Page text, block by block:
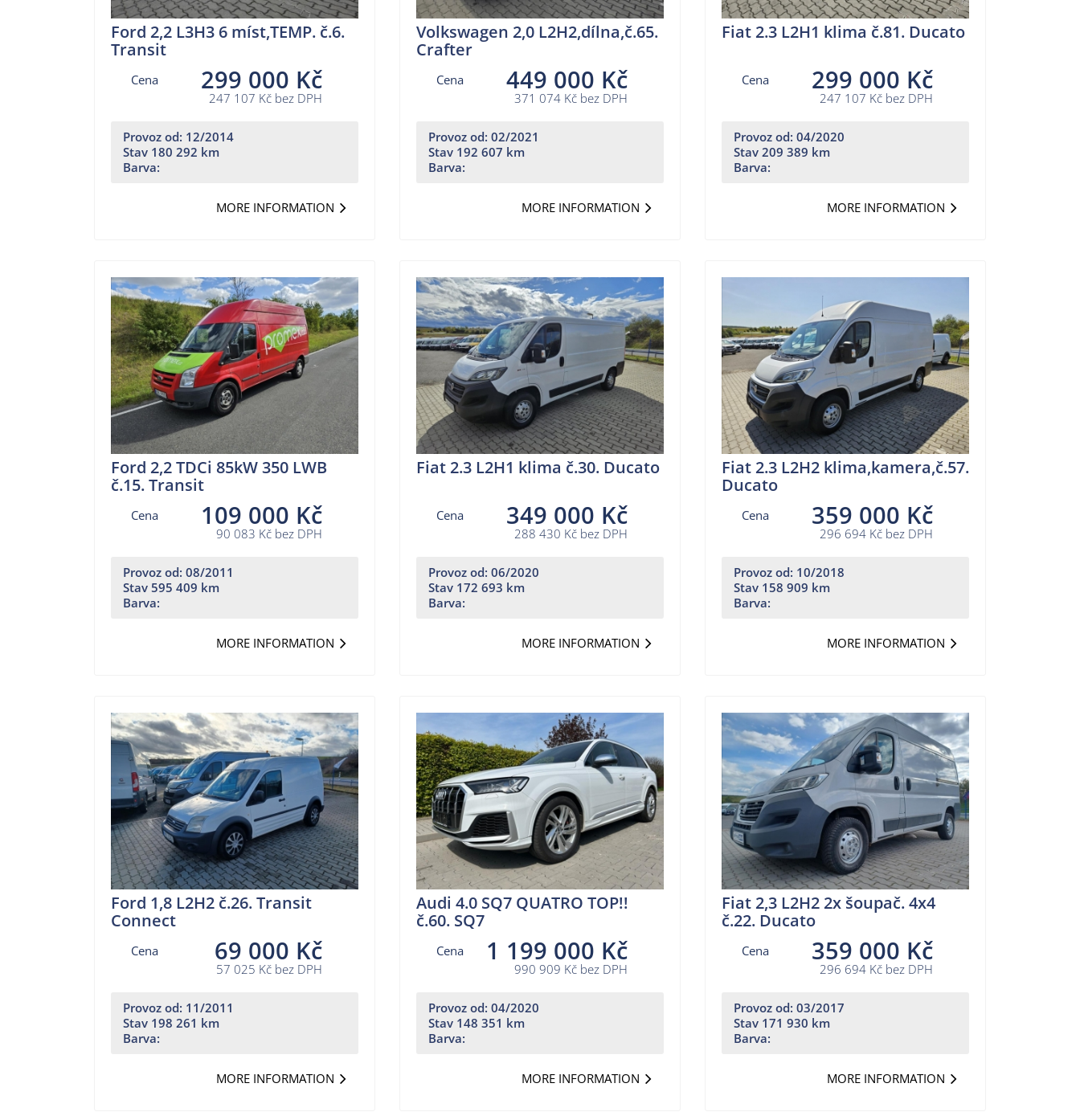
Ford 2,2 L3H3 6 míst,TEMP. č.6.
Transit
Cena 299 000 Kč
247 107 Kč bez DPH
Provoz od: 12/2014
Stav 180 292 km
Barva:
MORE INFORMATION
Volkswagen 2,0 L2H2,dílna,č.65.
Crafter
Cena 449 000 Kč
371 074 Kč bez DPH
Provoz od: 02/2021
Stav 192 607 km
Barva:
MORE INFORMATION
Fiat 2.3 L2H1 klima č.81. Ducato
Cena 299 000 Kč
247 107 Kč bez DPH
Provoz od: 04/2020
Stav 209 389 km
Barva:
MORE INFORMATION
Ford 2,2 TDCi 85kW 350 LWB
č.15. Transit
Cena 109 000 Kč
90 083 Kč bez DPH
Provoz od: 08/2011
Stav 595 409 km
Barva:
MORE INFORMATION
Fiat 2.3 L2H1 klima č.30. Ducato
Cena 349 000 Kč
288 430 Kč bez DPH
Provoz od: 06/2020
Stav 172 693 km
Barva:
MORE INFORMATION
Fiat 2.3 L2H2 klima,kamera,č.57.
Ducato
Cena 359 000 Kč
296 694 Kč bez DPH
Provoz od: 10/2018
Stav 158 909 km
Barva:
MORE INFORMATION
Ford 1,8 L2H2 č.26. Transit
Connect
Cena 69 000 Kč
57 025 Kč bez DPH
Provoz od: 11/2011
Stav 198 261 km
Barva:
MORE INFORMATION
Audi 4.0 SQ7 QUATRO TOP!!
č.60. SQ7
Cena 1 199 000 Kč
990 909 Kč bez DPH
Provoz od: 04/2020
Stav 148 351 km
Barva:
MORE INFORMATION
Fiat 2,3 L2H2 2x šoupač. 4x4
č.22. Ducato
Cena 359 000 Kč
296 694 Kč bez DPH
Provoz od: 03/2017
Stav 171 930 km
Barva:
MORE INFORMATION